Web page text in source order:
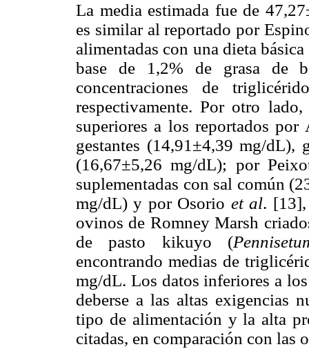
La media estimada fue de
es similar al reportado por
alimentadas con una dieta
base de 1,2% de grasa de
concentraciones de
respectivamente. Por otro
superiores a los reportados
gestantes (14,91±4,39 mg/dL),
(16,67±5,26 mg/dL); por
suplementadas con sal común
mg/dL) y por Osorio et al.
ovinos de Romney Marsh
de pasto kikuyo (
encontrando medias de
mg/dL. Los datos inferiores a
deberse a las altas exigencias
tipo de alimentación y la alta
citadas, en comparación con las